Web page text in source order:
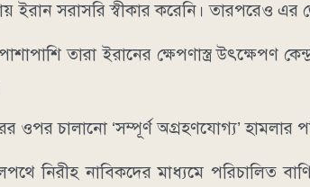
ইরান সরাসরি স্বীকার করেনি। তারপরেও এর
তারা ইরানের ক্ষেপণাস্ত্র উৎক্ষেপণ
ওপর চালানো ‘সম্পূর্ণ অগ্রহণযোগ্য’
নিরীহ নাবিকদের মাধ্যমে পরিচালিত